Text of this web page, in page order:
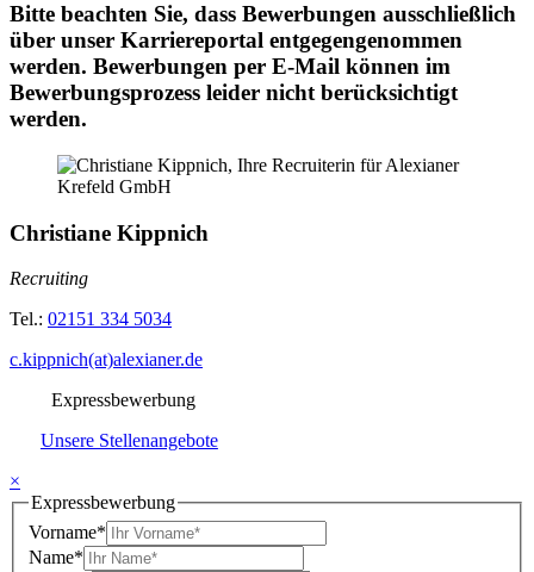
Bitte beachten Sie, dass Bewerbungen ausschließlich
über unser Karriereportal entgegengenommen
werden. Bewerbungen per E-Mail können im
Bewerbungsprozess leider nicht berücksichtigt
werden.
Christiane Kippnich
Recruiting
Tel.: 02151 334 5034
c.kippnich(at)alexianer.de
Expressbewerbung
Unsere Stellenangebote
×
Expressbewerbung
Vorname*
Name*